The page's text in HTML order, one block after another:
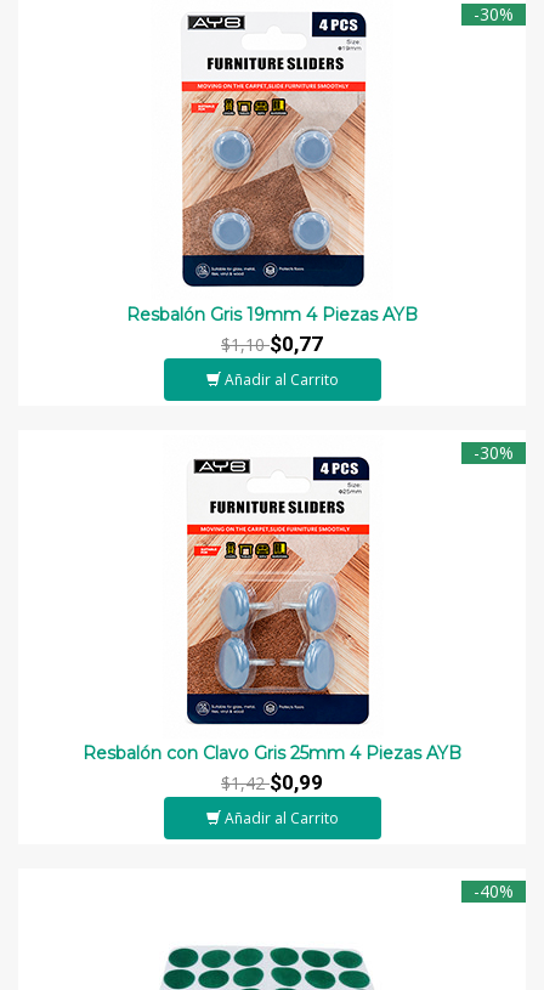
-30%
Resbalón Gris 19mm 4 Piezas AYB
$1,10$0,77
Añadir al Carrito
-30%
Resbalón con Clavo Gris 25mm 4 Piezas AYB
$1,42$0,99
Añadir al Carrito
-40%